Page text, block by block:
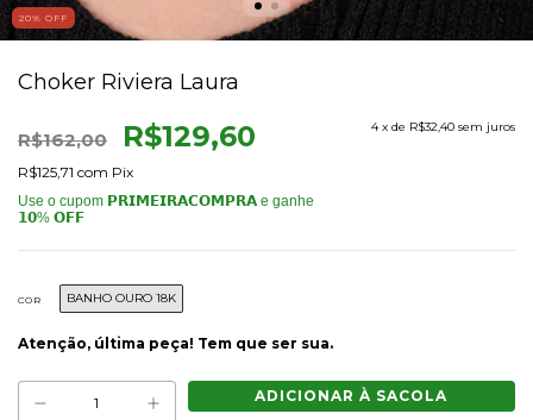
20% OFF
Choker Riviera Laura
R$162,00 R$129,60
R$125,71 com Pix
4 x de R$32,40 sem juros
COR BANHO OURO 18K
Atenção, última peça! Tem que ser sua.